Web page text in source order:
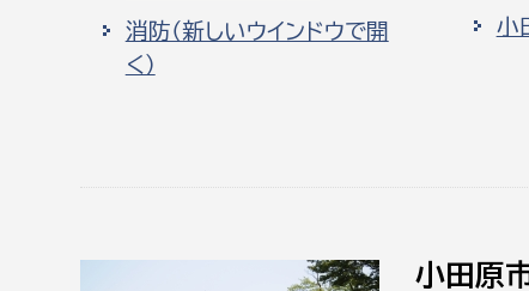
消防（新しいウインドウで開
く）
小
小田原